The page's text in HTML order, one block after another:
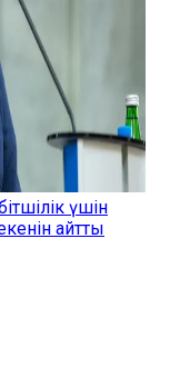
үшін
айтты